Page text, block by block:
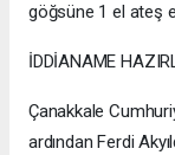
göğsüne 1 el ateş
İDDİANAME
Çanakkale
ardından Ferdi